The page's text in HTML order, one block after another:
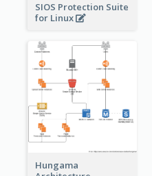
SIOS Protection Suite
for Linux
Hungama